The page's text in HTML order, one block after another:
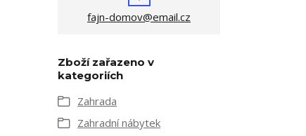
fajn-domov@email.cz
Zboží zařazeno v
kategoriích
Zahrada
Zahradní nábytek